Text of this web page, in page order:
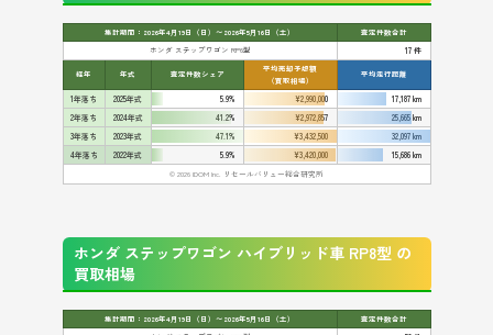
集計期間：2026年4月19日（日）〜2026年5月16日（土）
査定件数合計
ホンダ ステップワゴン RP6型
17 件
経年 年式 査定件数シェア
平均売却予想額
（買取相場）
平均走行距離
1年落ち 2025年式 5.9% ¥2,990,000
17,187 km
2年落ち
2024年式 41.2% ¥2,972,857
25,665 km
3年落ち
2023年式 47.1% ¥3,432,500
32,097 km
4年落ち
2022年式 5.9% ¥3,420,000
15,686 km
© 2026 IDOM Inc. リセールバリュー総合研究所
ホンダ ステップワゴン ハイブリッド車 RP8型 の
買取相場
集計期間：2026年4月19日（日）〜2026年5月16日（土）
査定件数合計